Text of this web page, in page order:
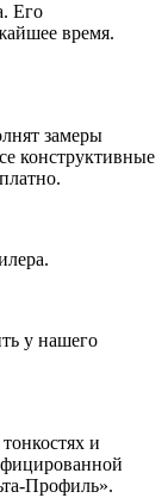
Его
время.
замеры
конструктивные
у нашего
и
Профиль».